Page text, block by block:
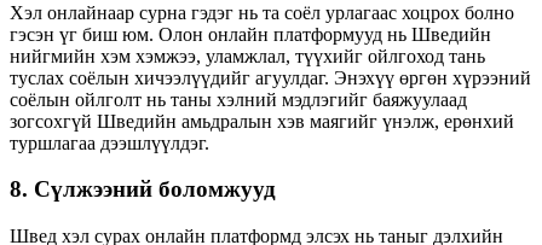
Хэл онлайнаар сурна гэдэг нь та соёл урлагаас хоцрох болно
гэсэн үг биш юм. Олон онлайн платформууд нь Шведийн
нийгмийн хэм хэмжээ, уламжлал, түүхийг ойлгоход тань
туслах соёлын хичээлүүдийг агуулдаг. Энэхүү өргөн хүрээний
соёлын ойлголт нь таны хэлний мэдлэгийг баяжуулаад
зогсохгүй Шведийн амьдралын хэв маягийг үнэлж, ерөнхий
туршлагаа дээшлүүлдэг.
8. Сүлжээний боломжууд
Швед хэл сурах онлайн платформд элсэх нь таныг дэлхийн